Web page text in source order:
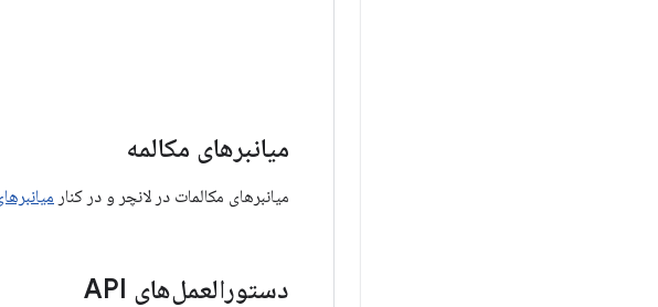
میانبرهای مکالمه
میانبرهای مکالمات در لانچر و در کنار
دستورالعمل‌های API